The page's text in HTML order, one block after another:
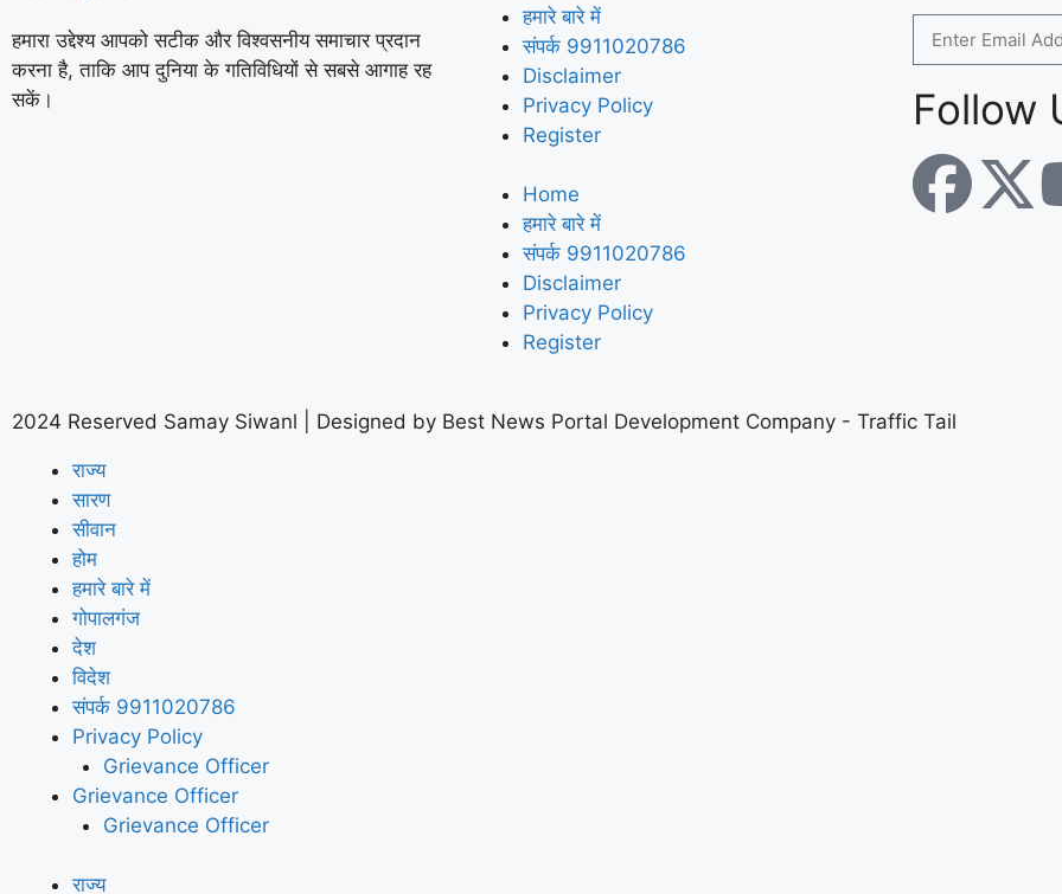
हमारा उद्देश्य आपको सटीक और विश्वसनीय समाचार प्रदान
करना है, ताकि आप दुनिया के गतिविधियों से सबसे आगाह रह
सकें।
हमारे बारे में
संपर्क 9911020786
Disclaimer
Privacy Policy
Register
Home
हमारे बारे में
संपर्क 9911020786
Disclaimer
Privacy Policy
Register
Follow
2024 Reserved Samay Siwanl | Designed by Best News Portal Development Company - Traffic Tail
राज्य
सारण
सीवान
होम
हमारे बारे में
गोपालगंज
देश
विदेश
संपर्क 9911020786
Privacy Policy
Grievance Officer
Grievance Officer
Grievance Officer
राज्य